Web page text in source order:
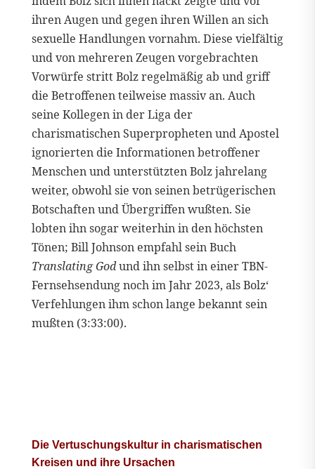
ihren Augen und gegen ihren Willen an sich
sexuelle Handlungen vornahm. Diese vielfältig
und von mehreren Zeugen vorgebrachten
Vorwürfe stritt Bolz regelmäßig ab und griff
die Betroffenen teilweise massiv an. Auch
seine Kollegen in der Liga der
charismatischen Superpropheten und Apostel
ignorierten die Informationen betroffener
Menschen und unterstützten Bolz jahrelang
weiter, obwohl sie von seinen betrügerischen
Botschaften und Übergriffen wußten. Sie
lobten ihn sogar weiterhin in den höchsten
Tönen; Bill Johnson empfahl sein Buch
Translating Godund ihn selbst in einer TBN-
Fernsehsendung noch im Jahr 2023, als Bolz‘
Verfehlungen ihm schon lange bekannt sein
mußten (3:33:00).
Die Vertuschungskultur in charismatischen
Kreisen und ihre Ursachen